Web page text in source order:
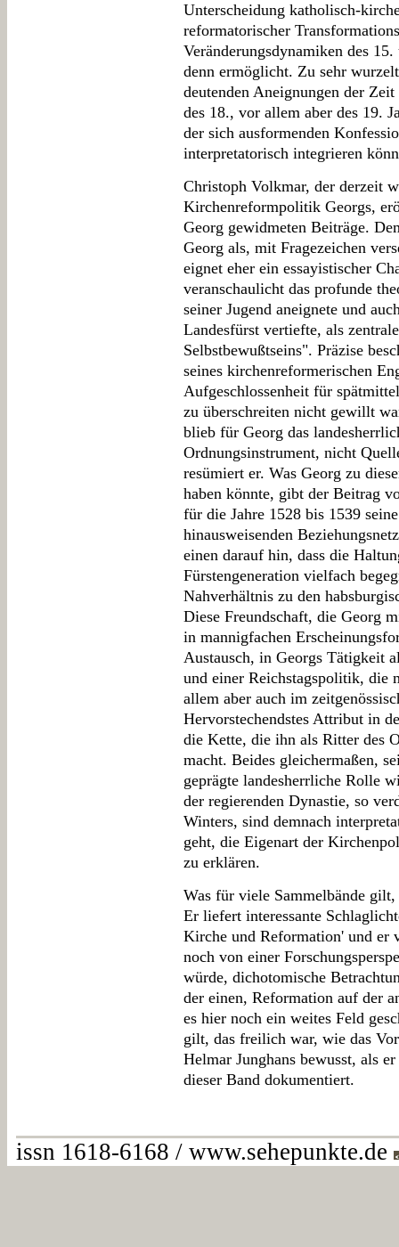
Unterscheidung katholisch-
reformatorischer
Veränderungsdynamiken des
denn ermöglicht. Zu sehr
deutenden Aneignungen der
des 18., vor allem aber des 19.
der sich ausformenden
interpretatorisch integrieren
Christoph Volkmar, der derzeit
Kirchenreformpolitik Georgs,
Georg gewidmeten Beiträge.
Georg als, mit Fragezeichen
eignet eher ein essayistischer
veranschaulicht das profunde
seiner Jugend aneignete und
Landesfürst vertiefte, als
Selbstbewußtseins". Präzise
seines kirchenreformerischen
Aufgeschlossenheit für
zu überschreiten nicht gewillt
blieb für Georg das
Ordnungsinstrument, nicht
resümiert er. Was Georg zu
haben könnte, gibt der Beitrag
für die Jahre 1528 bis 1539
hinausweisenden
einen darauf hin, dass die
Fürstengeneration vielfach
Nahverhältnis zu den
Diese Freundschaft, die Georg
in mannigfachen
Austausch, in Georgs Tätigkeit
und einer Reichstagspolitik, die
allem aber auch im
Hervorstechendstes Attribut in
die Kette, die ihn als Ritter des
macht. Beides gleichermaßen,
geprägte landesherrliche Rolle
der regierenden Dynastie, so
Winters, sind demnach
geht, die Eigenart der
zu erklären.
Was für viele Sammelbände
Er liefert interessante
Kirche und Reformation' und
noch von einer
würde, dichotomische
der einen, Reformation auf der
es hier noch ein weites Feld
gilt, das freilich war, wie das
Helmar Junghans bewusst, als
dieser Band dokumentiert.
issn 1618-6168 / www.sehepunkte.de